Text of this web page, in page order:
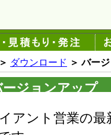
＞ ダウンロード ＞ バー
ージョンアップ
アント営業の